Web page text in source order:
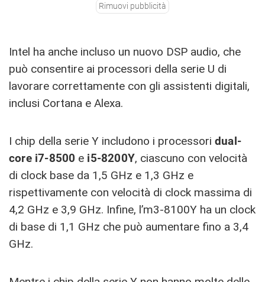
Rimuovi pubblicità
Intel ha anche incluso un nuovo DSP audio, che
può consentire ai processori della serie U di
lavorare correttamente con gli assistenti digitali,
inclusi Cortana e Alexa.
I chip della serie Y includono i processori dual-
core i7-8500 e i5-8200Y, ciascuno con velocità
di clock base da 1,5 GHz e 1,3 GHz e
rispettivamente con velocità di clock massima di
4,2 GHz e 3,9 GHz. Infine, l’m3-8100Y ha un clock
di base di 1,1 GHz che può aumentare fino a 3,4
GHz.